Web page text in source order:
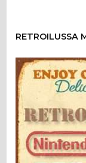
RETROILUSSA